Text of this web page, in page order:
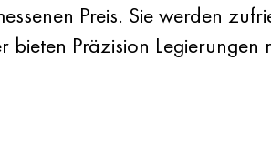
Preis. Sie werden
Präzision Legierungen